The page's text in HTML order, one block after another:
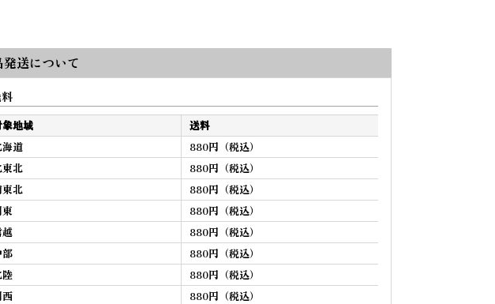
送について
地域
送料
海道
880円（税込）
東北
880円（税込）
北
880円（税込）
880円（税込）
880円（税込）
部
880円（税込）
陸
880円（税込）
西
880円（税込）